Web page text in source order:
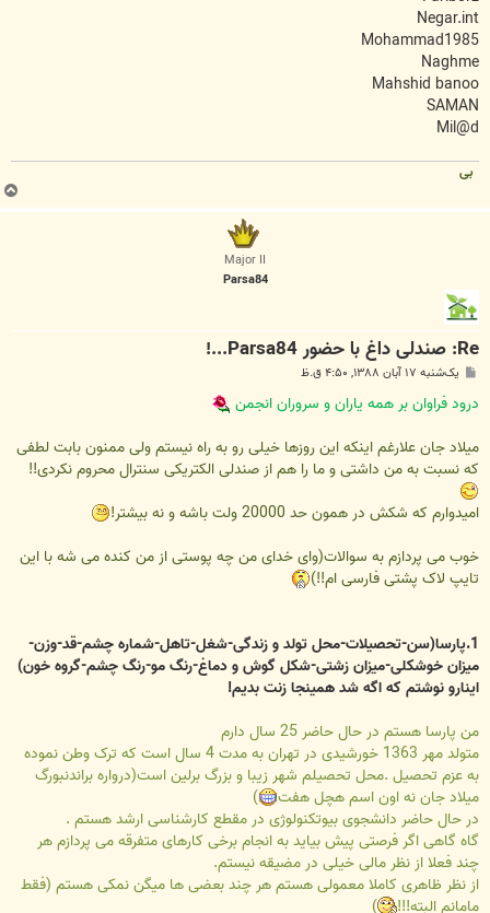
Negar.int
Mohammad1985
Naghme
Mahshid banoo
SAMAN
Mil@d
بی
ب
ا
Major II
Parsa84
Re: صندلی داغ با حضور Parsa84...!
پ
ت
یک‌شنبه ۱۷ آبان ۱۳۸۸, ۴:۵۰ ق.ظ
درود فراوان بر همه یاران و سروران انجمن
میلاد جان علارغم اینکه این روزها خیلی رو به راه نیستم ولی ممنون بابت لطفی
که نسبت به من داشتی و ما را هم از صندلی الکتریکی سنترال محروم نکردی!!
امیدوارم که شکش در همون حد 20000 ولت باشه و نه بیشتر!
خوب می پردازم به سوالات(وای خدای من چه پوستی از من کنده می شه با این
تایپ لاک پشتی فارسی ام!!)
1.پارسا(سن-تحصیلات-محل تولد و زندگی-شغل-تاهل-شماره چشم-قد-وزن-
میزان خوشکلی-میزان زشتی-شکل گوش و دماغ-رنگ مو-رنگ چشم-گروه خون)
اینارو نوشتم که اگه شد همینجا زنت بدیم!
من پارسا هستم در حال حاضر 25 سال دارم
متولد مهر 1363 خورشیدی در تهران به مدت 4 سال است که ترک وطن نموده
به عزم تحصیل .محل تحصیلم شهر زیبا و بزرگ برلین است(درواره براندنبورگ
میلاد جان نه اون اسم هچل هفت
)
در حال حاضر دانشجوی بیوتکنولوژی در مقطع کارشناسی ارشد هستم .
گاه گاهی اگر فرصتی پیش بیاید به انجام برخی کارهای متفرقه می پردازم هر
چند فعلا از نظر مالی خیلی در مضیقه نیستم.
از نظر ظاهری کاملا معمولی هستم هر چند بعضی ها میگن نمکی هستم (فقط
مامانم البته!!!
)